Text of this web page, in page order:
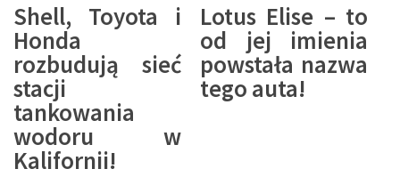
Shell, Toyota i
Honda
rozbudują sieć
stacji
tankowania
wodoru w
Kalifornii!
Lotus Elise – to
od jej imienia
powstała nazwa
tego auta!